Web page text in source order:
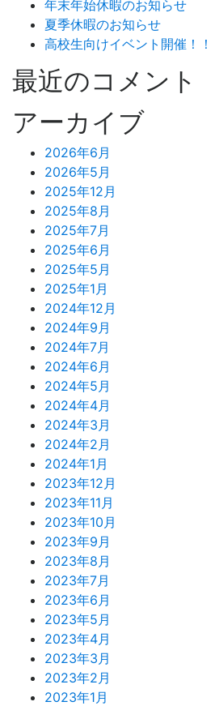
年末年始休暇のお知らせ
夏季休暇のお知らせ
高校生向けイベント開催！！
最近のコメント
アーカイブ
2026年6月
2026年5月
2025年12月
2025年8月
2025年7月
2025年6月
2025年5月
2025年1月
2024年12月
2024年9月
2024年7月
2024年6月
2024年5月
2024年4月
2024年3月
2024年2月
2024年1月
2023年12月
2023年11月
2023年10月
2023年9月
2023年8月
2023年7月
2023年6月
2023年5月
2023年4月
2023年3月
2023年2月
2023年1月